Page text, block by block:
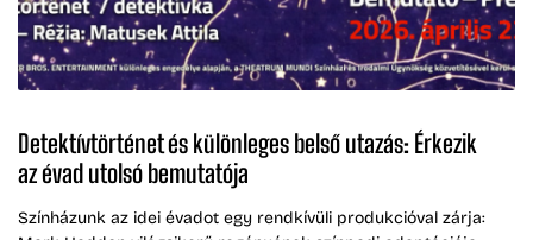
Detektívtörténet és különleges belső utazás: Érkezik
az évad utolsó bemutatója
Színházunk az idei évadot egy rendkívüli produkcióval zárja: